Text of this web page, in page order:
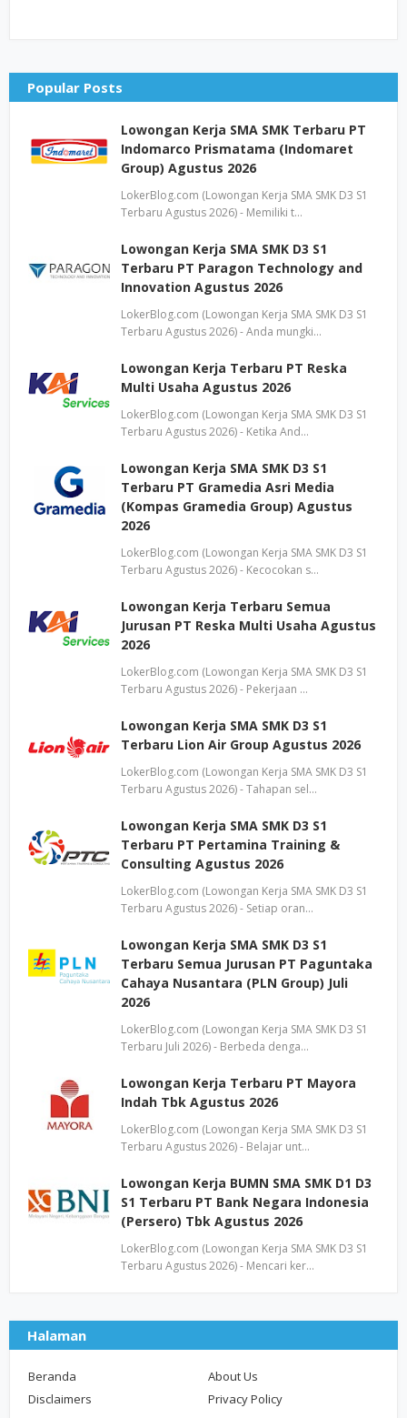
Popular Posts
Lowongan Kerja SMA SMK Terbaru PT
Indomarco Prismatama (Indomaret
Group) Agustus 2026
LokerBlog.com (Lowongan Kerja SMA SMK D3 S1
Terbaru Agustus 2026) - Memiliki t…
Lowongan Kerja SMA SMK D3 S1
Terbaru PT Paragon Technology and
Innovation Agustus 2026
LokerBlog.com (Lowongan Kerja SMA SMK D3 S1
Terbaru Agustus 2026) - Anda mungki…
Lowongan Kerja Terbaru PT Reska
Multi Usaha Agustus 2026
LokerBlog.com (Lowongan Kerja SMA SMK D3 S1
Terbaru Agustus 2026) - Ketika And…
Lowongan Kerja SMA SMK D3 S1
Terbaru PT Gramedia Asri Media
(Kompas Gramedia Group) Agustus
2026
LokerBlog.com (Lowongan Kerja SMA SMK D3 S1
Terbaru Agustus 2026) - Kecocokan s…
Lowongan Kerja Terbaru Semua
Jurusan PT Reska Multi Usaha Agustus
2026
LokerBlog.com (Lowongan Kerja SMA SMK D3 S1
Terbaru Agustus 2026) - Pekerjaan …
Lowongan Kerja SMA SMK D3 S1
Terbaru Lion Air Group Agustus 2026
LokerBlog.com (Lowongan Kerja SMA SMK D3 S1
Terbaru Agustus 2026) - Tahapan sel…
Lowongan Kerja SMA SMK D3 S1
Terbaru PT Pertamina Training &
Consulting Agustus 2026
LokerBlog.com (Lowongan Kerja SMA SMK D3 S1
Terbaru Agustus 2026) - Setiap oran…
Lowongan Kerja SMA SMK D3 S1
Terbaru Semua Jurusan PT Paguntaka
Cahaya Nusantara (PLN Group) Juli
2026
LokerBlog.com (Lowongan Kerja SMA SMK D3 S1
Terbaru Juli 2026) - Berbeda denga…
Lowongan Kerja Terbaru PT Mayora
Indah Tbk Agustus 2026
LokerBlog.com (Lowongan Kerja SMA SMK D3 S1
Terbaru Agustus 2026) - Belajar unt…
Lowongan Kerja BUMN SMA SMK D1 D3
S1 Terbaru PT Bank Negara Indonesia
(Persero) Tbk Agustus 2026
LokerBlog.com (Lowongan Kerja SMA SMK D3 S1
Terbaru Agustus 2026) - Mencari ker…
Halaman
Beranda
About Us
Disclaimers
Privacy Policy